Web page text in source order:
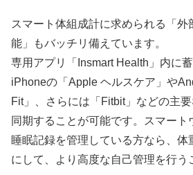
スマート体組成計に求められる「外
能」もバッチリ備えています。
専用アプリ「Insmart Health」内に
iPhoneの「Apple ヘルスケア」や
Fit」、さらには「Fitbit」などの主
同期することが可能です。スマー
睡眠記録を管理している方なら、体
にして、より高度な自己管理を行う